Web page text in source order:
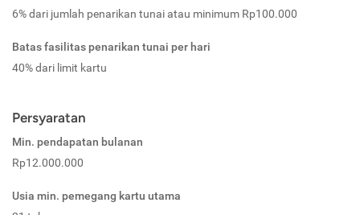
6% dari jumlah penarikan tunai atau minimum Rp100.000
Batas fasilitas penarikan tunai per hari
40% dari limit kartu
Persyaratan
Min. pendapatan bulanan
Rp12.000.000
Usia min. pemegang kartu utama